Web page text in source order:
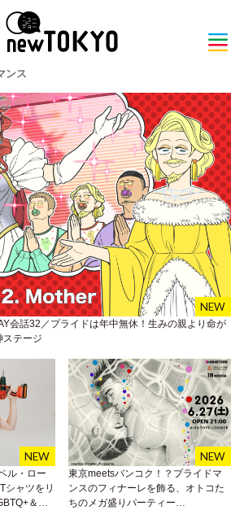
ンス
会話32／プライドは年中無休！生みの親より命が
ステージ
ル・ロー
シャツをリ
＆ト
東京meetsバンコク！？プライドマ
ンスのフィナーレを飾る、オトコた
ちのメガ盛りパーティー